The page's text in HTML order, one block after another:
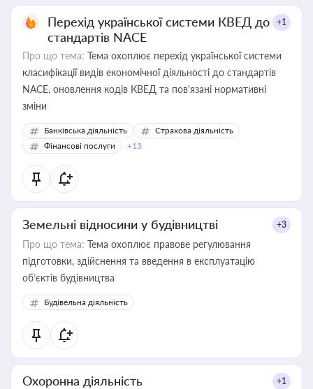
Перехід української системи КВЕД до
стандартів NACE
+1
Про що тема: Тема охоплює перехід української системи
класифікації видів економічної діяльності до стандартів
NACE, оновлення кодів КВЕД та пов'язані нормативні
зміни
Банківська діяльність
Страхова діяльність
Фінансові послуги
+13
Земельні відносини у будівництві +3
Про що тема: Тема охоплює правове регулювання
підготовки, здійснення та введення в експлуатацію
об’єктів будівництва
Будівельна діяльність
Охоронна діяльність +1